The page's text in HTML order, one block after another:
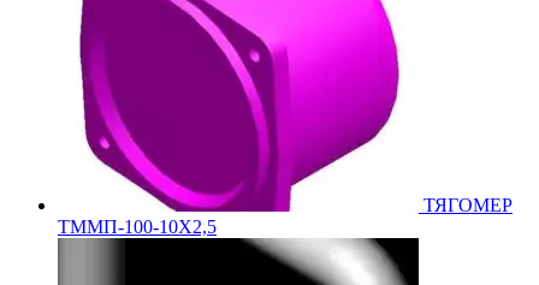
ТЯГОМЕР
ТММП-100-10Х2,5